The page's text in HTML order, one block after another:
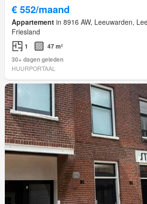
€ 552/maand
Appartement in 8916 AW, Leeuwarden,
Friesland
1
47 m²
30+ dagen geleden
HUURPORTAAL